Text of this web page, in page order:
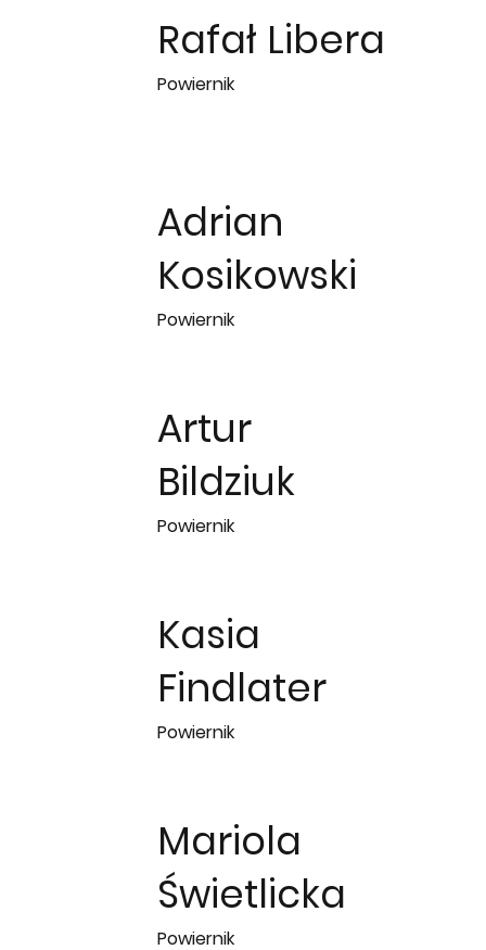
Rafał Libera
Powiernik
Adrian
Kosikowski
Powiernik
Artur
Bildziuk
Powiernik
Kasia
Findlater
Powiernik
Mariola
Świetlicka
Powiernik